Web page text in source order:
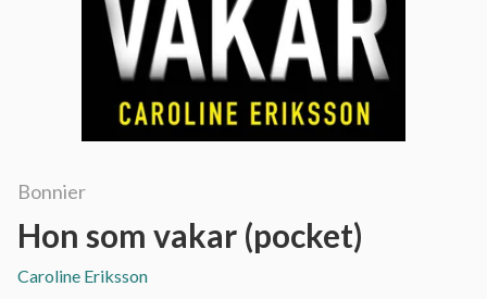
Bonnier
Hon som vakar (pocket)
Caroline Eriksson